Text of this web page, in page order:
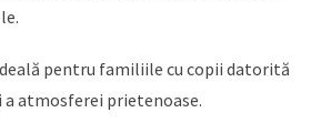
pentru familiile cu copii datorită
atmosferei prietenoase.